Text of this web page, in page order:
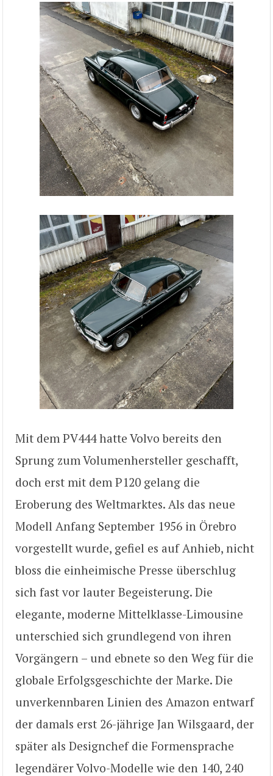
Mit dem PV444 hatte Volvo bereits den
Sprung zum Volumenhersteller geschafft,
doch erst mit dem P120 gelang die
Eroberung des Weltmarktes. Als das neue
Modell Anfang September 1956 in Örebro
vorgestellt wurde, gefiel es auf Anhieb, nicht
bloss die einheimische Presse überschlug
sich fast vor lauter Begeisterung. Die
elegante, moderne Mittelklasse-Limousine
unterschied sich grundlegend von ihren
Vorgängern – und ebnete so den Weg für die
globale Erfolgsgeschichte der Marke. Die
unverkennbaren Linien des Amazon entwarf
der damals erst 26-jährige Jan Wilsgaard, der
später als Designchef die Formensprache
legendärer Volvo-Modelle wie den 140, 240